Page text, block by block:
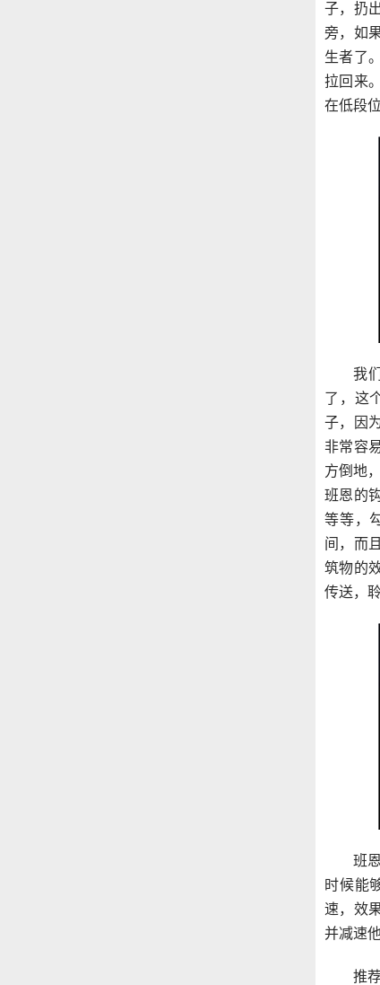
子，扔
旁，如
生者了
拉回来
在低段
我
了，这
子，因
非常容
方倒地
班恩的
等等，
间，而
筑物的
传送，
班
时候能
速，效
并减速
推